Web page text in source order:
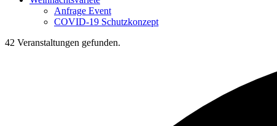
Anfrage Event
COVID-19 Schutzkonzept
42 Veranstaltungen gefunden.